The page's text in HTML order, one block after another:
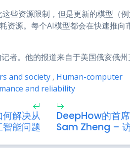
些资源限制，但是更新的模型（
资源。每个AI模型都会在快速推向
者。他的报道来自于美国俄亥俄州
and society , Human-computer
and reliability
解决从
能问题
DeepHow的首
Sam Zheng –